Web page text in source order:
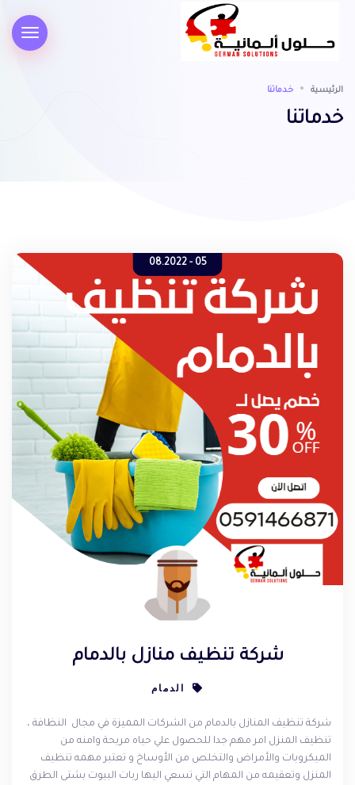
الرئيسية خدماتنا
خدماتنا
05 - 08.2022
شركة تنظيف منازل بالدمام
الدمام
شركة تنظيف المنازل بالدمام من الشركات المميزة في مجال النظافة ،
تنظيف المنزل امر مهم جدا للحصول علي حياه مريحة وامنه من
الميكروبات والأمراض والتخلص من الأوساخ و تعتبر مهمه تنظيف
المنزل وتعقيمه من المهام التي تسعي اليها ربات البيوت بشتى الطرق